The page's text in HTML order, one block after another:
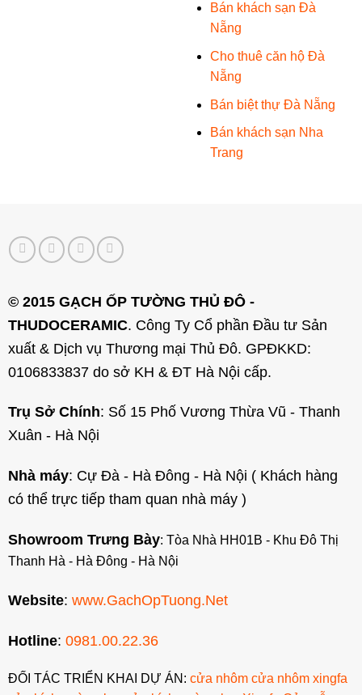
Bán khách sạn Đà
Nẵng
Cho thuê căn hộ Đà
Nẵng
Bán biệt thự Đà Nẵng
Bán khách sạn Nha
Trang
© 2015 GẠCH ỐP TƯỜNG THỦ ĐÔ -
THUDOCERAMIC. Công Ty Cổ phần Đầu tư Sản
xuất & Dịch vụ Thương mại Thủ Đô. GPĐKKD:
0106833837 do sở KH & ĐT Hà Nội cấp.
Trụ Sở Chính: Số 15 Phố Vương Thừa Vũ - Thanh
Xuân - Hà Nội
Nhà máy: Cự Đà - Hà Đông - Hà Nội ( Khách hàng
có thể trực tiếp tham quan nhà máy )
Showroom Trưng Bày: Tòa Nhà HH01B - Khu Đô Thị
Thanh Hà - Hà Đông - Hà Nội
Website: www.GachOpTuong.Net
Hotline: 0981.00.22.36
ĐỐI TÁC TRIỂN KHAI DỰ ÁN: cửa nhôm cửa nhôm xingfa